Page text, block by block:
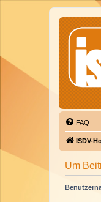
FAQ
ISDV-
Um